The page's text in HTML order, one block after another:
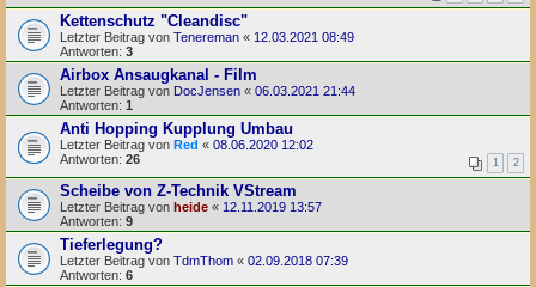
Kettenschutz "Cleandisc"
Letzter Beitrag von Tenereman « 12.03.2021 08:49
Antworten: 3
Airbox Ansaugkanal - Film
Letzter Beitrag von DocJensen « 06.03.2021 21:44
Antworten: 1
Anti Hopping Kupplung Umbau
Letzter Beitrag von Red « 08.06.2020 12:02
Antworten: 26 1 2
Scheibe von Z-Technik VStream
Letzter Beitrag von heide « 12.11.2019 13:57
Antworten: 9
Tieferlegung?
Letzter Beitrag von TdmThom « 02.09.2018 07:39
Antworten: 6